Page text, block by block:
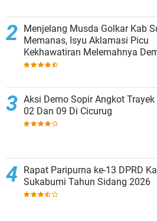
Menjelang Musda Golkar Kab
Memanas, Isyu Aklamasi Picu
Kekhawatiran Melemahnya
Internal
Aksi Demo Sopir Angkot
02 Dan 09 Di Cicurug
Rapat Paripurna ke-13 DPRD
Sukabumi Tahun Sidang 2026